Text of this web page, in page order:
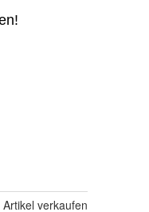
Artikel verkaufen